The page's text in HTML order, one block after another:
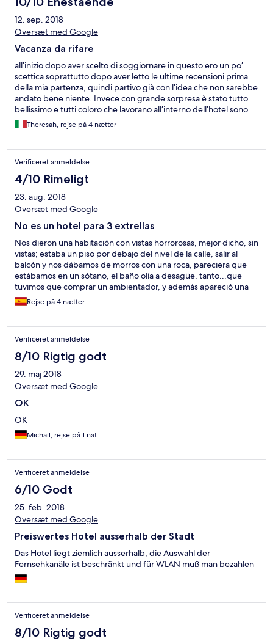
12. sep. 2018
Oversæt med Google
Vacanza da rifare
all’inizio dopo aver scelto di soggiornare in questo ero un po’
scettica soprattutto dopo aver letto le ultime recensioni prima
della mia partenza, quindi partivo già con l’idea che non sarebbe
andato bene niente. Invece con grande sorpresa è stato tutto
bellissimo e tutti coloro che lavorano all’interno dell’hotel sono
stati molto professionali. L’unica pecca che mi ritrovo a dover
comunicare è la comunicazione. Consiglierei di far fare ai
complesso è andato tutto bene. Il cibo era sempre vario e
ottimo. Se mai dovessi ritornare a Tenerife, l’hotel perla sarebbe
tra i primi hotel in cui soggiornare. La consiglio soprattutto alle
coppie perché secondo me a una famiglia con bambini piccoli
scoccerebbe camminare 15/20 minuti per andare al mare.
Grazie a tutti i dipendenti dell’hotel perla per averci fatto vivere
Theresah, rejse på 4 nætter
Verificeret anmeldelse
4/10 Rimeligt
23. aug. 2018
Oversæt med Google
No es un hotel para 3 extrellas
Nos dieron una habitación con vistas horrorosas, mejor dicho, sin
vistas; estaba un piso por debajo del nivel de la calle, salir al
balcón y nos dábamos de morros con una roca, pareciera que
estábamos en un sótano, el baño olía a desagüe, tanto...que
tuvimos que comprar un ambientador, y además apareció una
cucaracha, al día siguiente; no es un hotel para 3 extrellas. En el
buffet....el menú era más bien para extranjeros, sobre todo en
ponían para el día siguiente. La atención del personal muy
buena pero no había nada para familias con niños, solo la piscina.
En fin, decepcionado.
Rejse på 4 nætter
Verificeret anmeldelse
8/10 Rigtig godt
29. maj 2018
Oversæt med Google
OK
OK
Michail, rejse på 1 nat
Verificeret anmeldelse
6/10 Godt
25. feb. 2018
Oversæt med Google
Preiswertes Hotel ausserhalb der Stadt
Das Hotel liegt ziemlich ausserhalb, die Auswahl der
Fernsehkanäle ist beschränkt und für WLAN muß man bezahlen
Verificeret anmeldelse
8/10 Rigtig godt